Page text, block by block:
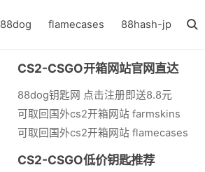
88dog flamecases 88hash-jp
CS2-CSGO开箱网站官网直达
88dog钥匙网 点击注册即送8.8元
可取回国外cs2开箱网站 farmskins
可取回国外cs2开箱网站 flamecases
CS2-CSGO低价钥匙推荐